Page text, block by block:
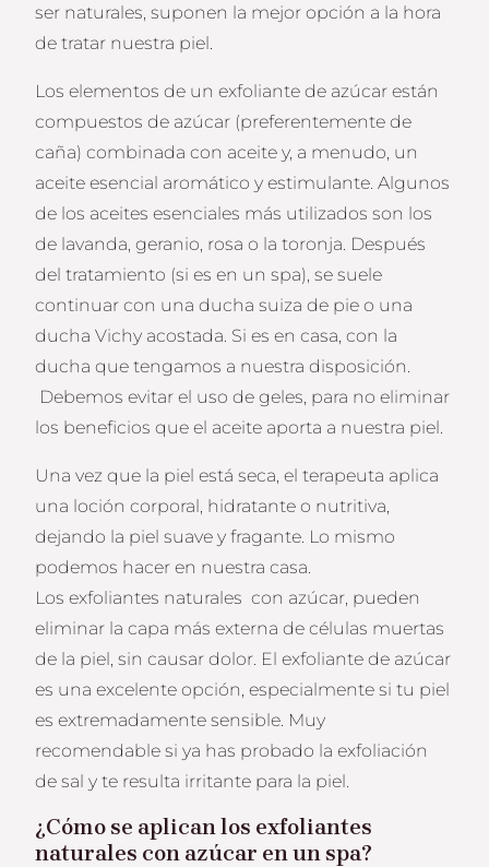
ser naturales, suponen la mejor opción a la hora
de tratar nuestra piel.
Los elementos de un exfoliante de azúcar están
compuestos de azúcar (preferentemente de
caña) combinada con aceite y, a menudo, un
aceite esencial aromático y estimulante. Algunos
de los aceites esenciales más utilizados son los
de lavanda, geranio, rosa o la toronja. Después
del tratamiento (si es en un spa), se suele
continuar con una ducha suiza de pie o una
ducha Vichy acostada. Si es en casa, con la
ducha que tengamos a nuestra disposición.
Debemos evitar el uso de geles, para no eliminar
los beneficios que el aceite aporta a nuestra piel.
Una vez que la piel está seca, el terapeuta aplica
una loción corporal, hidratante o nutritiva,
dejando la piel suave y fragante. Lo mismo
podemos hacer en nuestra casa.
Los exfoliantes naturales con azúcar, pueden
eliminar la capa más externa de células muertas
de la piel, sin causar dolor. El exfoliante de azúcar
es una excelente opción, especialmente si tu piel
es extremadamente sensible. Muy
recomendable si ya has probado la exfoliación
de sal y te resulta irritante para la piel.
¿Cómo se aplican los exfoliantes
naturales con azúcar en un spa?